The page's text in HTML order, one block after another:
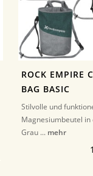
ROCK EMPIRE
BAG BASIC
Stilvolle und
Magnesiumbeutel
Grau ... mehr